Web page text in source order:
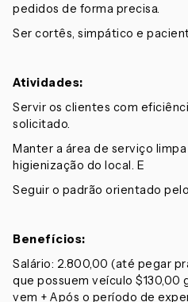
pedidos de forma precisa.
Ser cortês, simpático e
Atividades:
Servir os clientes com
solicitado.
Manter a área de serviço
higienização do local. E
Seguir o padrão orientado
Benefícios:
Salário: 2.800,00 (até pegar
que possuem veículo
vem + Após o período de